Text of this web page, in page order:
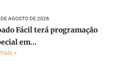
AGOSTO DE 2026
Fácil terá programação
em...
»